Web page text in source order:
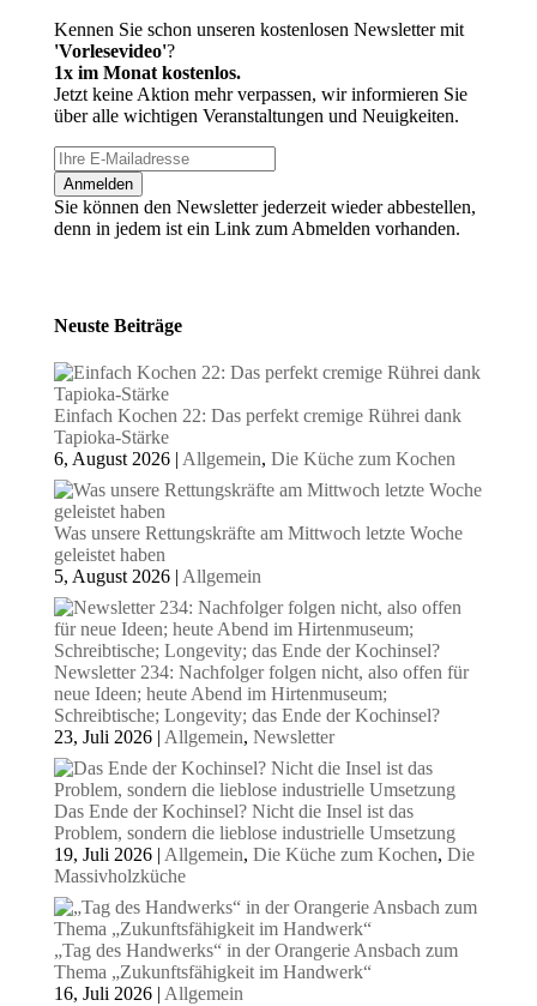
Kennen Sie schon unseren kostenlosen Newsletter mit
'Vorlesevideo'?
1x im Monat kostenlos.
Jetzt keine Aktion mehr verpassen, wir informieren Sie
über alle wichtigen Veranstaltungen und Neuigkeiten.
Anmelden
Sie können den Newsletter jederzeit wieder abbestellen,
denn in jedem ist ein Link zum Abmelden vorhanden.
Neuste Beiträge
Einfach Kochen 22: Das perfekt cremige Rührei dank
Tapioka-Stärke
6, August 2026| Allgemein, Die Küche zum Kochen
Was unsere Rettungskräfte am Mittwoch letzte Woche
geleistet haben
5, August 2026| Allgemein
Newsletter 234: Nachfolger folgen nicht, also offen für
neue Ideen; heute Abend im Hirtenmuseum;
Schreibtische; Longevity; das Ende der Kochinsel?
23, Juli 2026| Allgemein, Newsletter
Das Ende der Kochinsel? Nicht die Insel ist das
Problem, sondern die lieblose industrielle Umsetzung
19, Juli 2026| Allgemein, Die Küche zum Kochen, Die
Massivholzküche
„Tag des Handwerks“ in der Orangerie Ansbach zum
Thema „Zukunftsfähigkeit im Handwerk“
16, Juli 2026| Allgemein